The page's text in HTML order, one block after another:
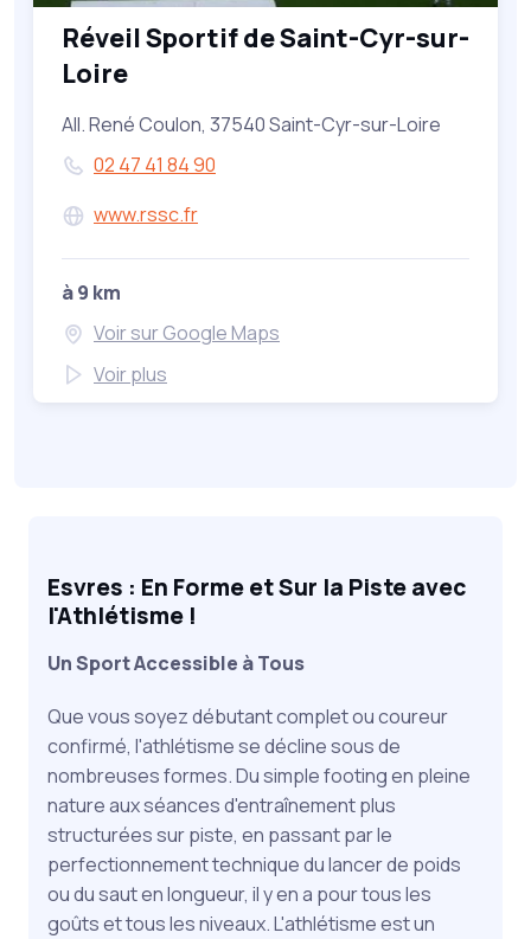
Réveil Sportif de Saint-Cyr-sur-
Loire
All. René Coulon, 37540 Saint-Cyr-sur-Loire
02 47 41 84 90
www.rssc.fr
à 9 km
Voir sur Google Maps
Voir plus
Esvres : En Forme et Sur la Piste avec
l'Athlétisme !
Un Sport Accessible à Tous
Que vous soyez débutant complet ou coureur
confirmé, l'athlétisme se décline sous de
nombreuses formes. Du simple footing en pleine
nature aux séances d'entraînement plus
structurées sur piste, en passant par le
perfectionnement technique du lancer de poids
ou du saut en longueur, il y en a pour tous les
goûts et tous les niveaux. L'athlétisme est un